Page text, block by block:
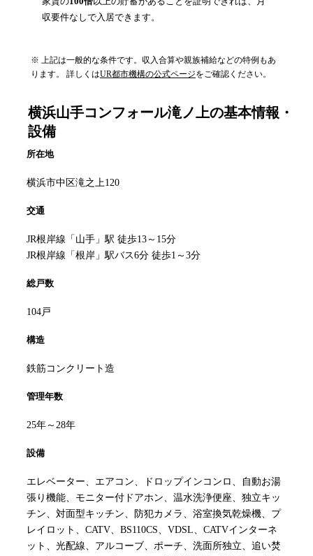
収要件なしで入居できます。
※ 上記は一般的な条件です。収入合算や親族補給などの特例もあ
ります。 詳しくはUR都市機構の公式ページをご確認ください。
横浜山手コンフォール滝ノ上の基本情報・
設備
所在地
横浜市中区滝之上120
交通
JR根岸線「山手」駅 徒歩13～15分
JR根岸線「根岸」駅バス6分 徒歩1～3分
総戸数
104戸
構造
鉄筋コンクリート造
管理年数
25年～28年
設備
エレベーター、エアコン、ドロップインコンロ、自動お湯
張り機能、モニター付ドアホン、温水洗浄便座、独立キッ
チン、対面型キッチン、防犯カメラ、浴室換気乾燥機、プ
レイロット、CATV、BS110CS、VDSL、CATVインターネ
ット、光配線、アルコーブ、ポーチ、洗面所独立、追い焚